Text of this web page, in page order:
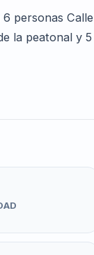
personas Calle
la peatonal y 5